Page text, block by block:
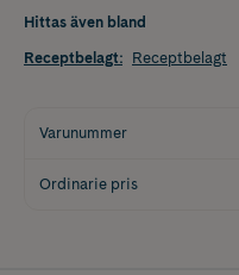
Hittas även bland
Receptbelagt: Receptbelagt
Varunummer
Ordinarie pris